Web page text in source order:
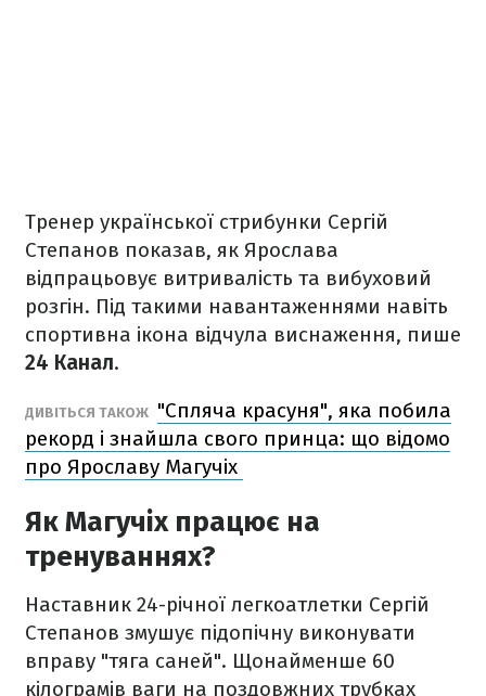
Тренер української стрибунки Сергій
Степанов показав, як Ярослава
відпрацьовує витривалість та вибуховий
розгін. Під такими навантаженнями навіть
спортивна ікона відчула виснаження, пише
24 Канал.
ДИВІТЬСЯ ТАКОЖ "Спляча красуня", яка побила
рекорд і знайшла свого принца: що відомо
про Ярославу Магучіх
Як Магучіх працює на
тренуваннях?
Наставник 24-річної легкоатлетки Сергій
Степанов змушує підопічну виконувати
вправу "тяга саней". Щонайменше 60
кілограмів ваги на поздовжних трубках